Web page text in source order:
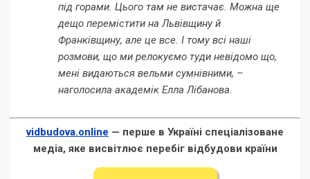
під горами. Цього там не вистачає. Можна ще
дещо перемістити на Львівщину й
Франківщину, але це все. І тому всі наші
розмови, що ми релокуємо туди невідомо що,
мені видаються вельми сумнівними, –
наголосила академік Елла Лібанова.
vidbudova.online — перше в Україні спеціалізоване
медіа, яке висвітлює перебіг відбудови країни